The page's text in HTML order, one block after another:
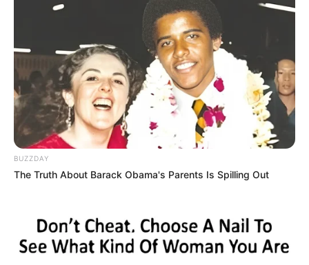
BUZZDAY
The Truth About Barack Obama's Parents Is Spilling Out